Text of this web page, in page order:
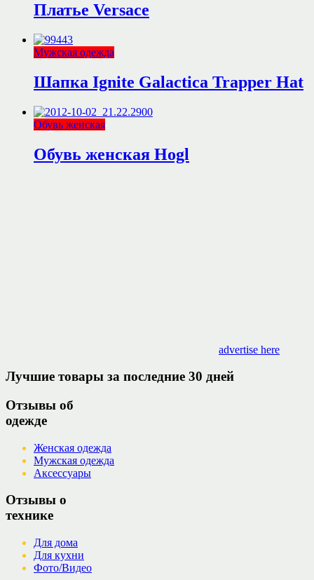
Платье Versace
Мужская одежда
Шапка Ignite Galactica Trapper Hat
Обувь женская
Обувь женская Hogl
advertise here
Лучшие товары за последние 30 дней
Отзывы об
одежде
Женская одежда
Мужская одежда
Аксессуары
Отзывы о
технике
Для дома
Для кухни
Фото/Видео